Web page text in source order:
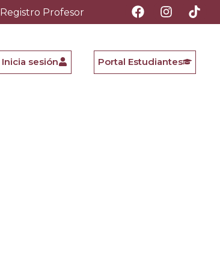
Registro Profesor
Inicia sesión Portal Estudiantes